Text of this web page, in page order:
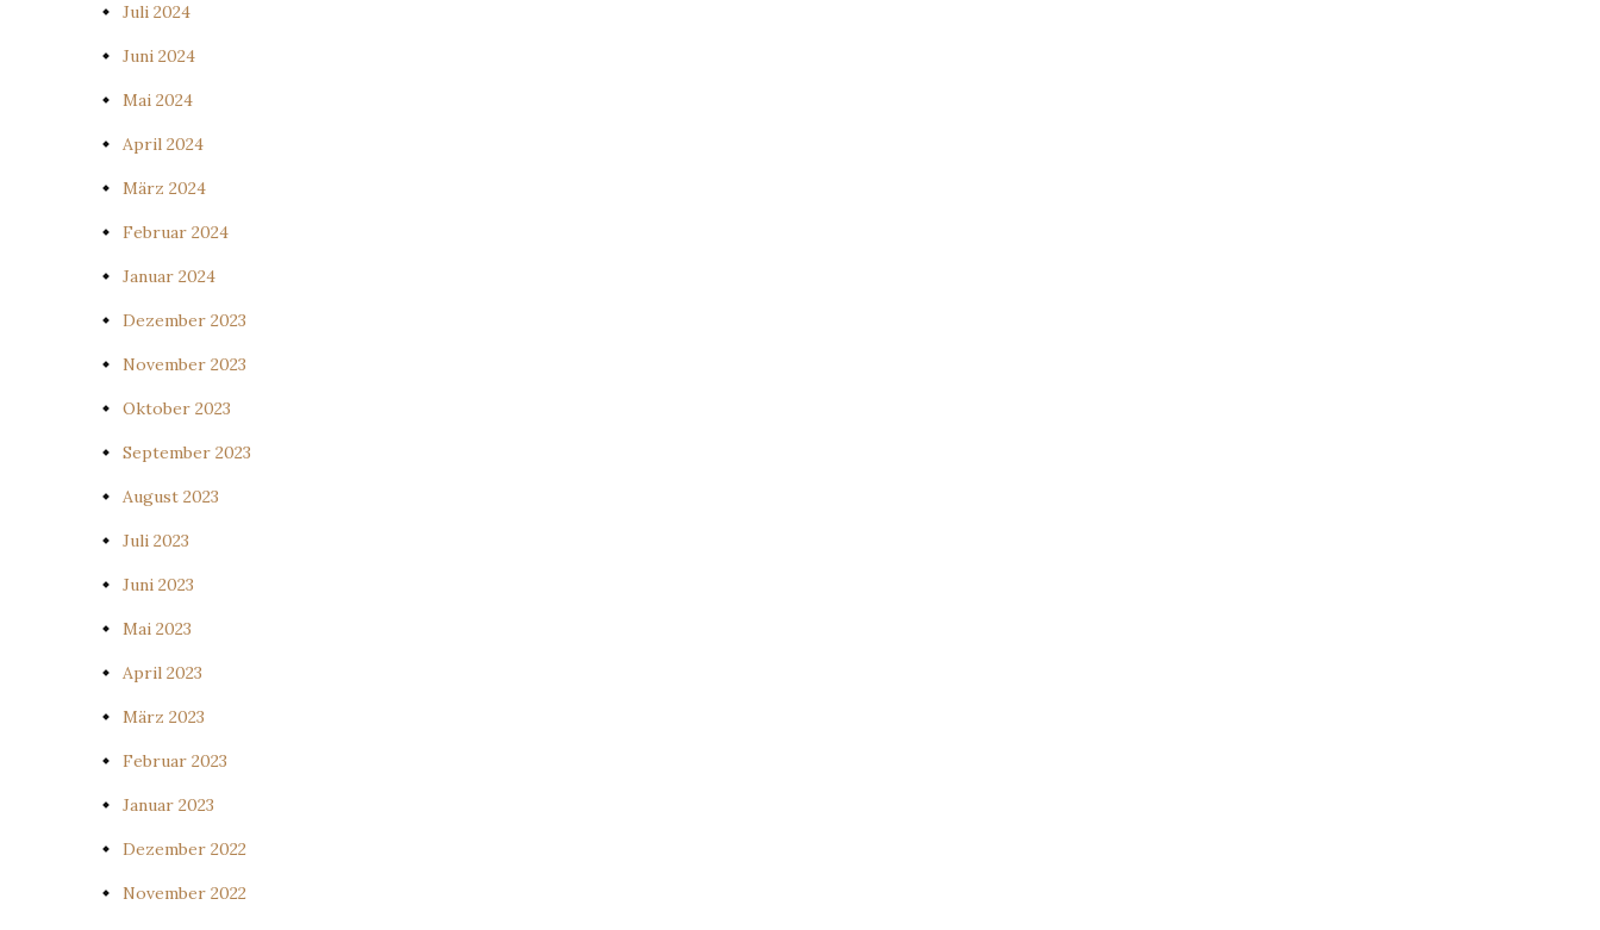
Juli 2024
Juni 2024
Mai 2024
April 2024
März 2024
Februar 2024
Januar 2024
Dezember 2023
November 2023
Oktober 2023
September 2023
August 2023
Juli 2023
Juni 2023
Mai 2023
April 2023
März 2023
Februar 2023
Januar 2023
Dezember 2022
November 2022